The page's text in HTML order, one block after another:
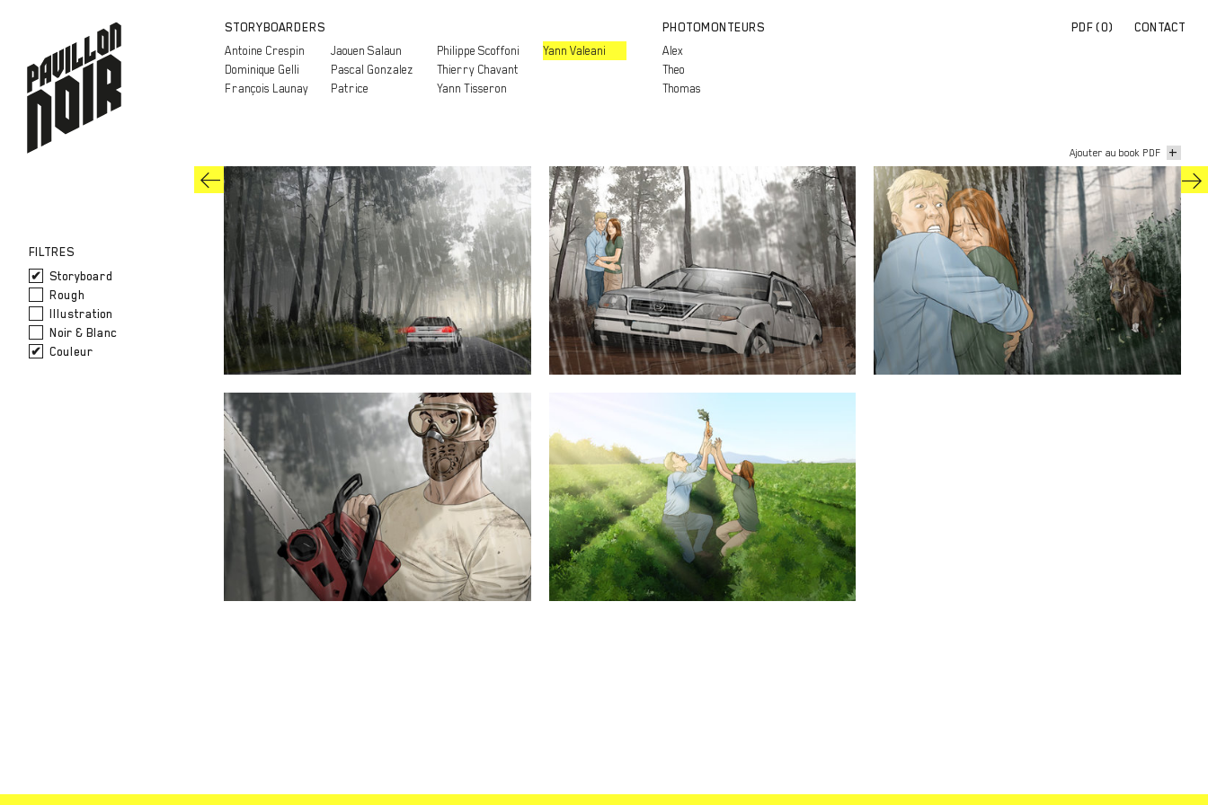
STORYBOARDERS
Antoine Crespin
Dominique Gelli
François Launay
Jaouen Salaun
Pascal Gonzalez
Patrice
Philippe Scoffoni
Thierry Chavant
Yann Tisseron
Yann Valeani
PHOTOMONTEURS
Alex
Theo
Thomas
PDF (0) CONTACT
FILTRES
Storyboard
Rough
Illustration
Noir & Blanc
Couleur
+
Ajouter au book PDF